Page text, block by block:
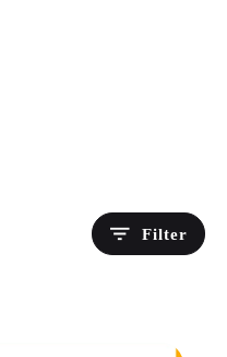
Filter